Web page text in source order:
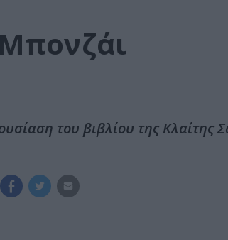
του βιβλίου της Κλαίτης